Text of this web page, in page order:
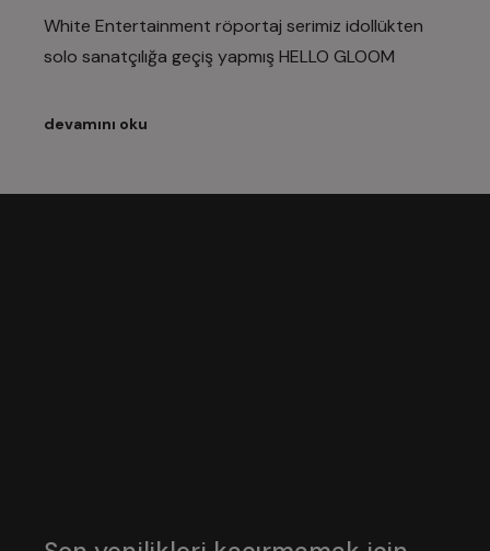
White Entertainment röportaj serimiz idollükten
solo sanatçılığa geçiş yapmış HELLO GLOOM
devamını oku